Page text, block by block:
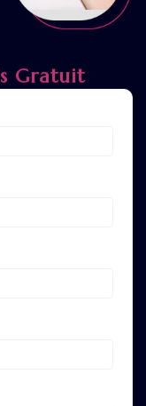
Gratuit